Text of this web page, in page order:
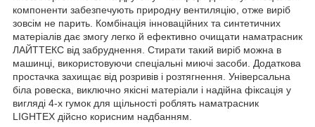
компоненти забезпечують природну вентиляцію, отже виріб
зовсім не парить. Комбінація інноваційних та синтетичних
матеріалів дає змогу легко й ефективно очищати наматрасник
ЛАЙТТЕКС від забруднення. Стирати такий виріб можна в
машинці, використовуючи спеціальні миючі засоби. Додаткова
простачка захищає від розривів і розтягнення. Універсальна
біла ровеска, виключно якісні матеріали і надійна фіксація у
вигляді 4-х гумок для щільності роблять наматрасник
LIGHTEX дійсно корисним надбанням.